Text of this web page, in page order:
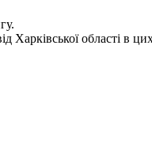
Харківської області в